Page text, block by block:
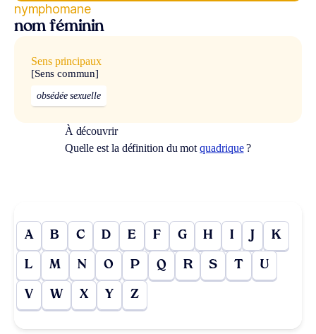
nymphomane
nom féminin
Sens principaux
[Sens commun]
obsédée sexuelle
À découvrir
Quelle est la définition du motquadrique?
A B C D E F G H I J K
L M N O P Q R S T U
V W X Y Z